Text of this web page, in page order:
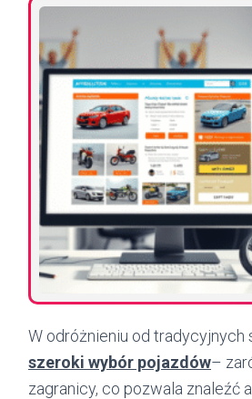
W odróżnieniu od tradycyjnych
szeroki wybór pojazdów–
zagranicy, co pozwala znaleźć